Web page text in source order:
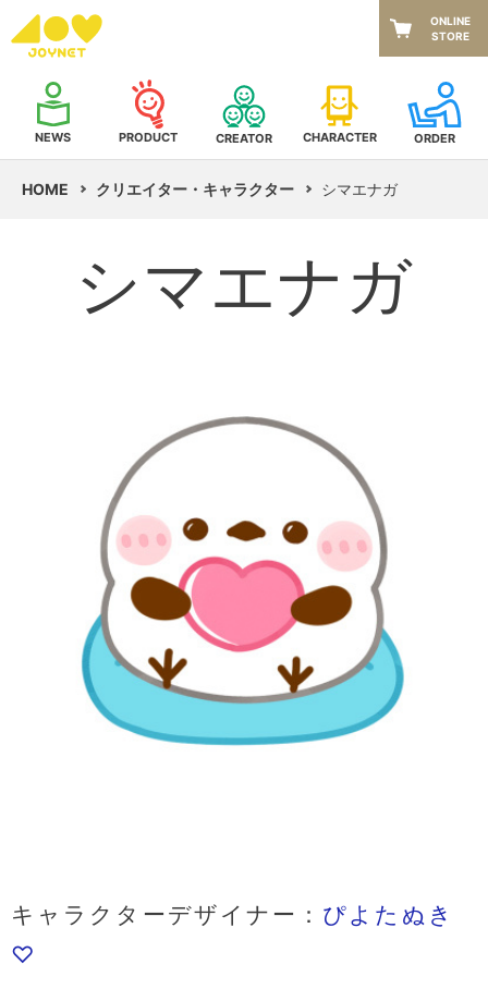
NEWS PRODUCT CREATOR CHARACTER ORDER
ONLINE
STORE
HOME クリエイター・キャラクター シマエナガ
シマエナガ
キャラクターデザイナー： ぴよたぬき
♡